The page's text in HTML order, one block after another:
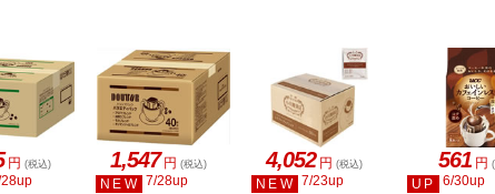
円 (税込) 1,547 円 (税込)
NEW 7/28up
4,052 円 (税込)
NEW 7/23up
561 円
UP
6/30up